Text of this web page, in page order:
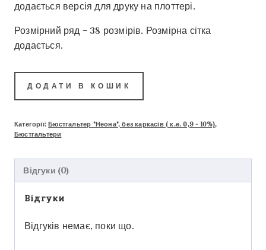
додається версія для друку на плоттері.
Розмірний ряд – 38 розмірів. Розмірна сітка
додається.
ДОДАТИ В КОШИК
Категорії:Бюстгальтер "Неона", без каркасів ( к.е. 0,9 - 10%),
Бюстгальтери
Відгуки (0)
Відгуки
Відгуків немає, поки що.